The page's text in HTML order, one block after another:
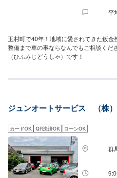
平
玉村町で40年！地域に愛されてきた鈑
整備まで車の事ならなんでもご相談く
（ひふみじどうしゃ）です！
ジュンオートサービス （株
カードOK QR決済OK ローンOK
群